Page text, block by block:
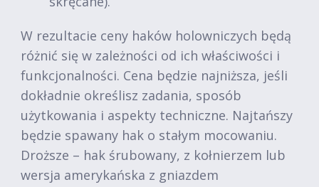
W rezultacie ceny haków holowniczych będą
różnić się w zależności od ich właściwości i
funkcjonalności. Cena będzie najniższa, jeśli
dokładnie określisz zadania, sposób
użytkowania i aspekty techniczne. Najtańszy
będzie spawany hak o stałym mocowaniu.
Droższe – hak śrubowany, z kołnierzem lub
wersja amerykańska z gniazdem